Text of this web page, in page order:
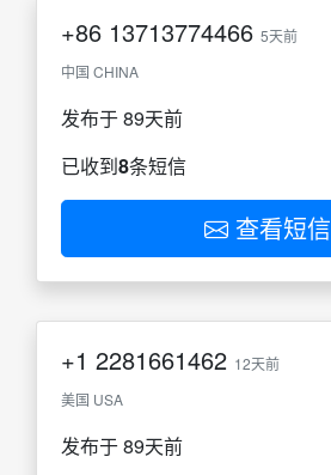
+86 13713774466 5天前
中国 CHINA
发布于 89天前
已收到8条短信
查看短信
+1 2281661462 12天前
美国 USA
发布于 89天前